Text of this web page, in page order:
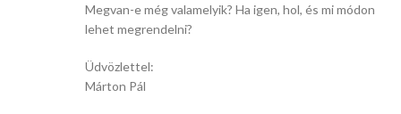
Megvan-e még valamelyik? Ha igen, hol, és mi módon
lehet megrendelni?
Üdvözlettel:
Márton Pál